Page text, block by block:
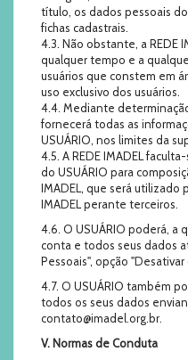
título, os dados pessoais
fichas cadastrais.
4.3. Não obstante, a REDE
qualquer tempo e a
usuários que constem em
uso exclusivo dos usuários.
4.4. Mediante
fornecerá todas as
USUÁRIO, nos limites da
4.5. A REDE IMADEL
do USUÁRIO para
IMADEL, que será utilizado
IMADEL perante terceiros.
4.6. O USUÁRIO poderá, a
conta e todos seus dados
Pessoais", opção "Desativar
4.7. O USUÁRIO também
todos os seus dados
contato@imadel.org.br.
V. Normas de Conduta